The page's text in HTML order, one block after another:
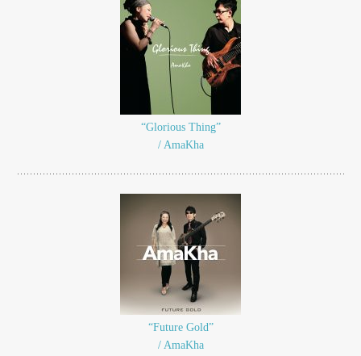
“Glorious Thing”
/ AmaKha
“Future Gold”
/ AmaKha